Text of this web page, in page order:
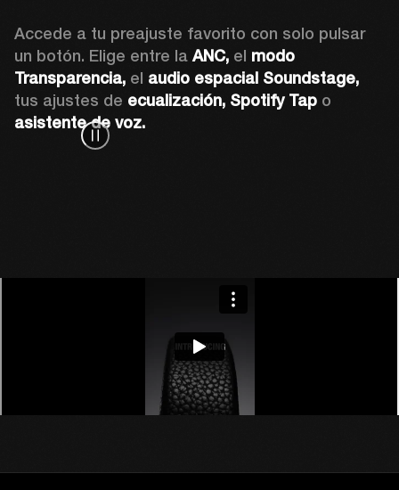
Accede a tu preajuste favorito con solo pulsar
un botón. Elige entre la ANC, el modo
Transparencia, el audio espacial Soundstage,
tus ajustes de ecualización, Spotify Tap
asistente de voz.